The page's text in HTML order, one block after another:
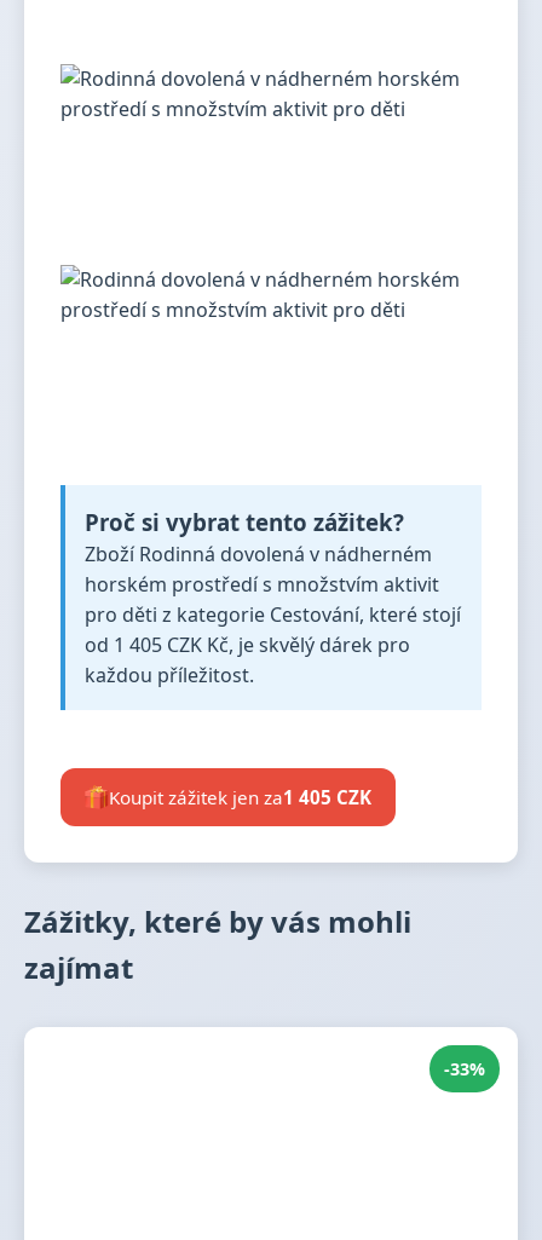
Proč si vybrat tento zážitek?
Zboží Rodinná dovolená v nádherném
horském prostředí s množstvím aktivit
pro děti z kategorie Cestování, které stojí
od 1 405 CZK Kč, je skvělý dárek pro
každou příležitost.
Koupit zážitek jen za1 405 CZK
Zážitky, které by vás mohli
zajímat
-33%